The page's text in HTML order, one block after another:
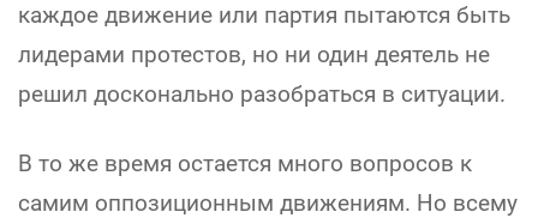
каждое движение или партия пытаются быть
лидерами протестов, но ни один деятель не
решил досконально разобраться в ситуации.
В то же время остается много вопросов к
самим оппозиционным движениям. Но всему